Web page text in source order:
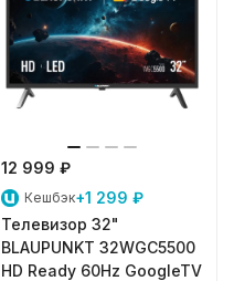
12 999 ₽
Кешбэк+1 299 ₽
Телевизор 32"
BLAUPUNKT 32WGC5500
HD Ready 60Hz GoogleTV